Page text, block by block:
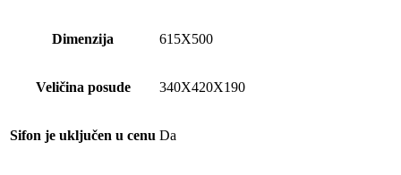
Dimenzija 615X500
Veličina posude 340X420X190
Sifon je uključen u cenu Da